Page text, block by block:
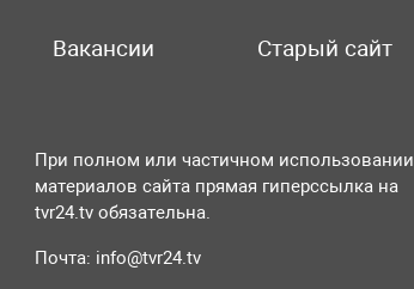
Вакансии Старый сайт
При полном или частичном использовании
материалов сайта прямая гиперссылка на
tvr24.tv обязательна.
Почта: info@tvr24.tv